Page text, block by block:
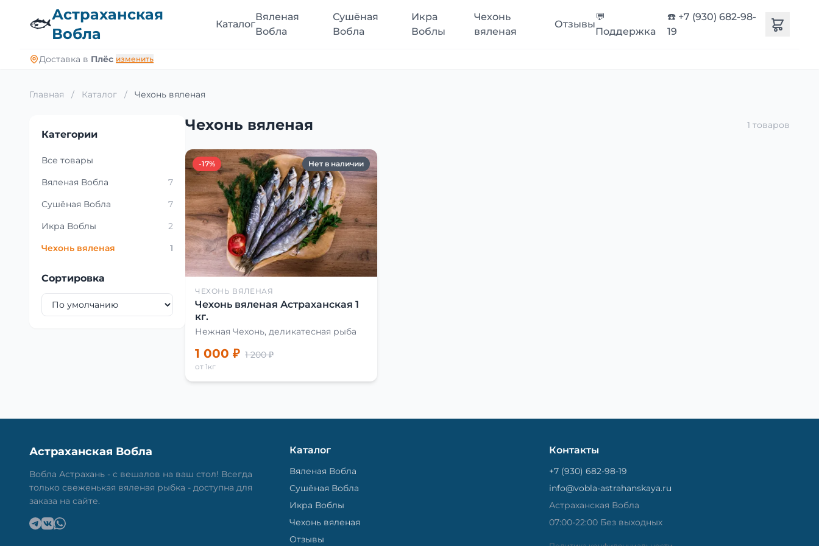
🐟Астраханская
Вобла
Каталог
Вяленая
Вобла
Сушёная
Вобла
Икра
Воблы
Чехонь
вяленая
Отзывы
💬
Поддержка
☎️ +7 (930) 682-98-
19
Доставка в Плёс изменить
Главная / Каталог / Чехонь вяленая
Категории
Все товары
Вяленая Вобла
7
Сушёная Вобла
7
Икра Воблы
2
Чехонь вяленая
1
Сортировка
Чехонь вяленая 1 товаров
-17% Нет в наличии
ЧЕХОНЬ ВЯЛЕНАЯ
Чехонь вяленая Астраханская 1
кг.
Нежная Чехонь, деликатесная рыба
1 000 ₽ 1 200 ₽
от 1кг
Астраханская Вобла
Вобла Астрахань - с вешалов на ваш стол! Всегда
только свеженькая вяленая рыбка - доступна для
заказа на сайте.
Каталог
Вяленая Вобла
Сушёная Вобла
Икра Воблы
Чехонь вяленая
Отзывы
Контакты
+7 (930) 682-98-19
info@vobla-astrahanskaya.ru
Астраханская Вобла
07:00-22:00 Без выходных